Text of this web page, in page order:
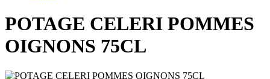
POTAGE CELERI POMMES
OIGNONS 75CL